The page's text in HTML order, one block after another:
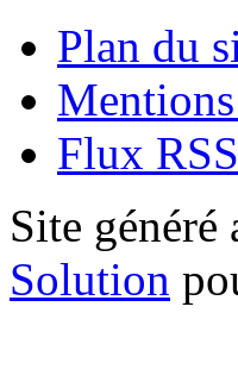
Plan du
Flux RSS
Site
Solution